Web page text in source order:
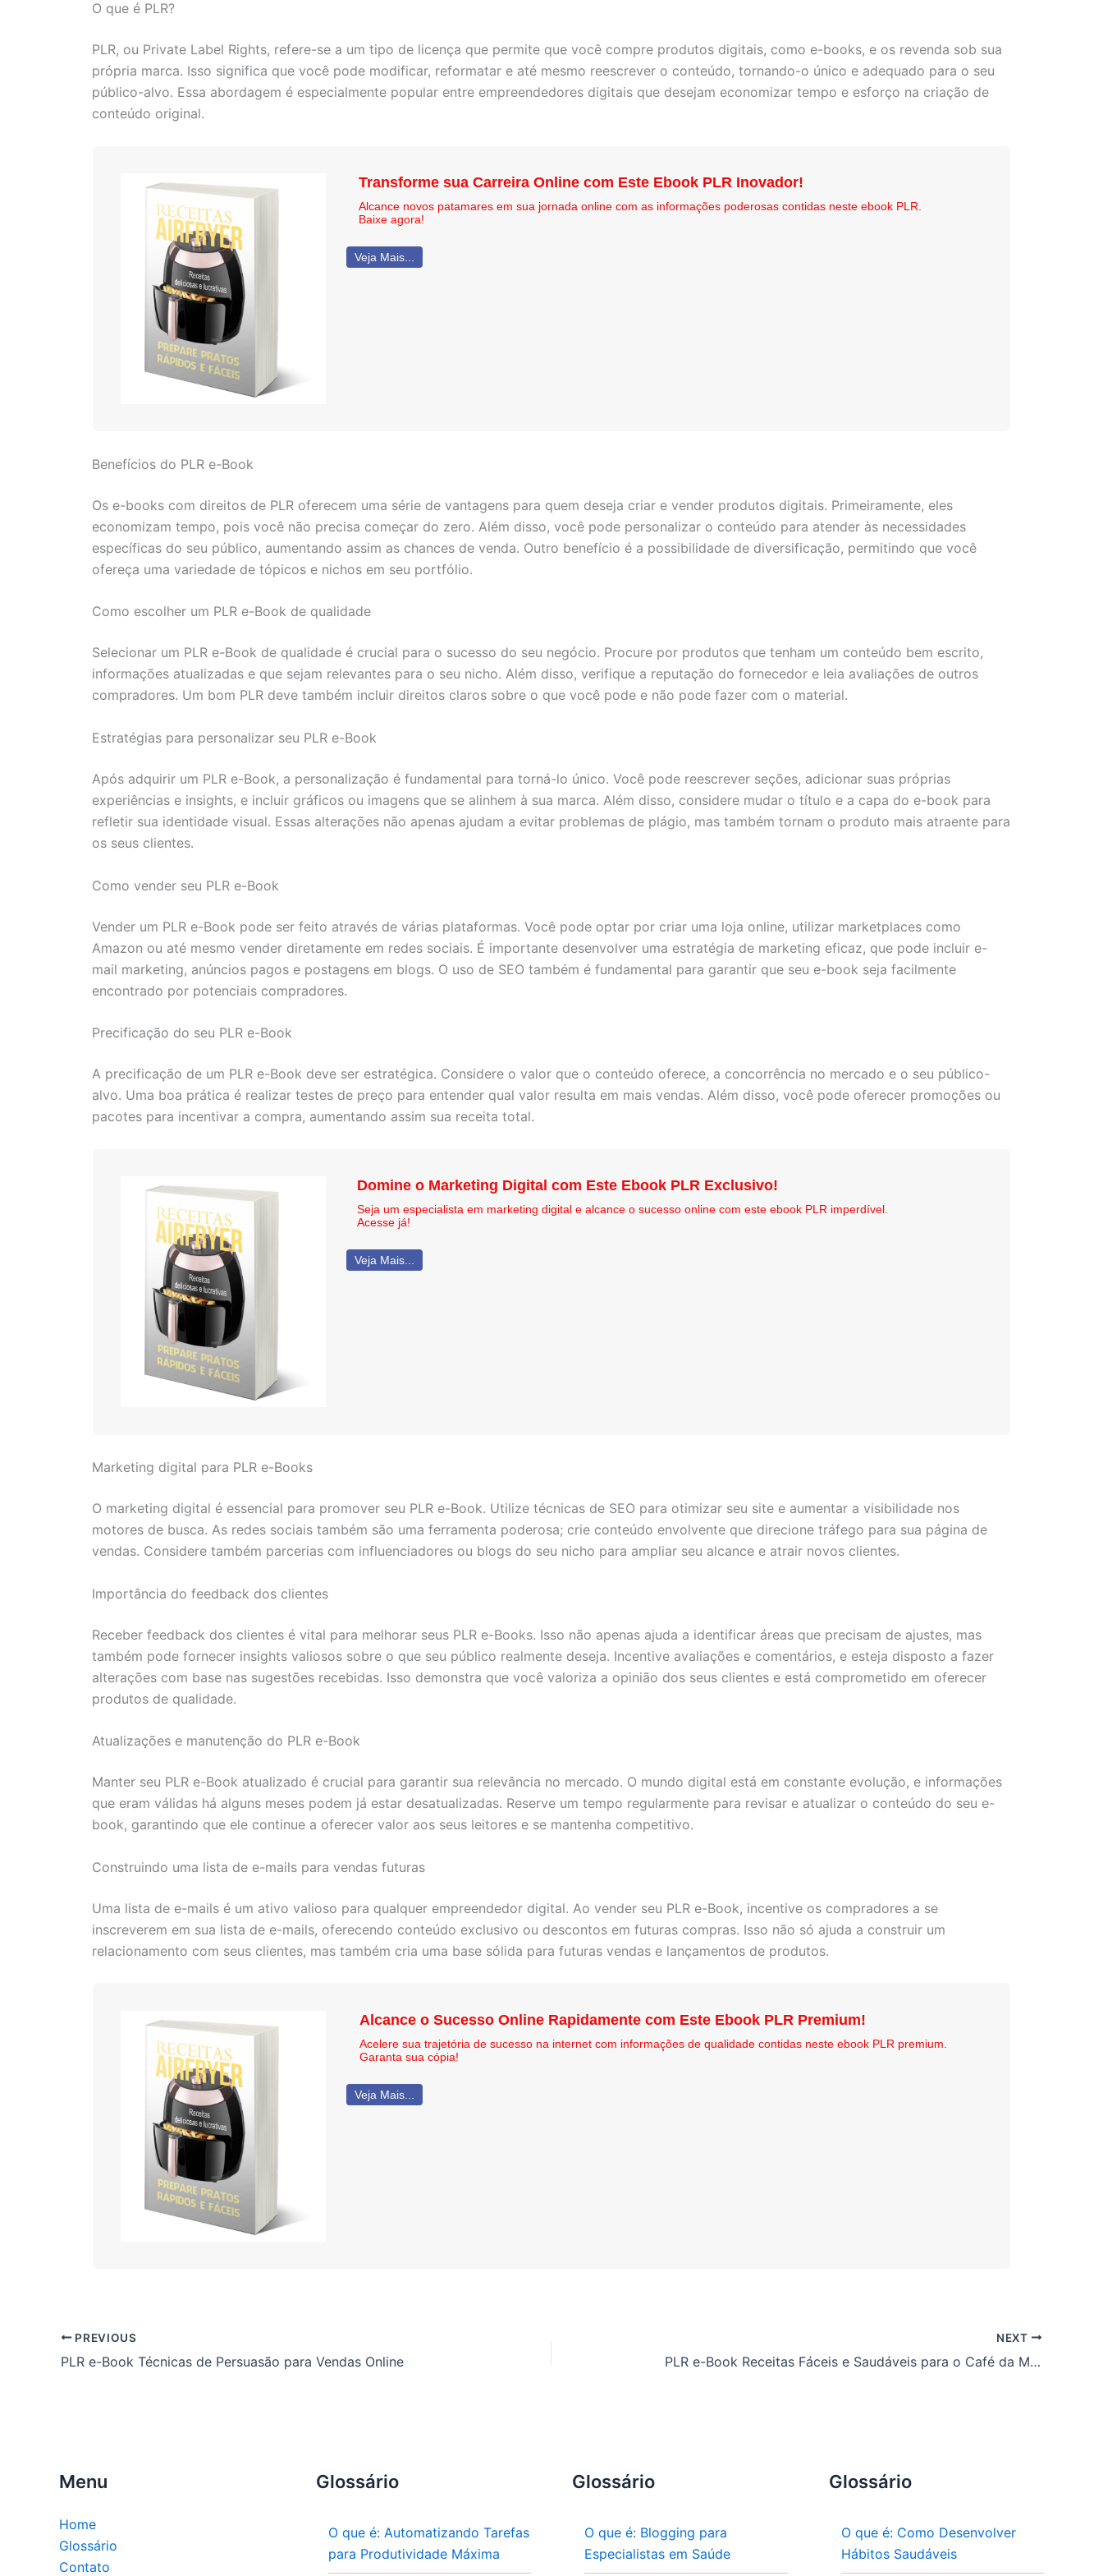
O que é PLR?
PLR, ou Private Label Rights, refere-se a um tipo de licença que permite que você compre produtos digitais, como e-books, e os revenda sob sua
própria marca. Isso significa que você pode modificar, reformatar e até mesmo reescrever o conteúdo, tornando-o único e adequado para o seu
público-alvo. Essa abordagem é especialmente popular entre empreendedores digitais que desejam economizar tempo e esforço na criação de
conteúdo original.
Transforme sua Carreira Online com Este Ebook PLR Inovador!
Alcance novos patamares em sua jornada online com as informações poderosas contidas neste ebook PLR.
Baixe agora!
Veja Mais...
Benefícios do PLR e-Book
Os e-books com direitos de PLR oferecem uma série de vantagens para quem deseja criar e vender produtos digitais. Primeiramente, eles
economizam tempo, pois você não precisa começar do zero. Além disso, você pode personalizar o conteúdo para atender às necessidades
específicas do seu público, aumentando assim as chances de venda. Outro benefício é a possibilidade de diversificação, permitindo que você
ofereça uma variedade de tópicos e nichos em seu portfólio.
Como escolher um PLR e-Book de qualidade
Selecionar um PLR e-Book de qualidade é crucial para o sucesso do seu negócio. Procure por produtos que tenham um conteúdo bem escrito,
informações atualizadas e que sejam relevantes para o seu nicho. Além disso, verifique a reputação do fornecedor e leia avaliações de outros
compradores. Um bom PLR deve também incluir direitos claros sobre o que você pode e não pode fazer com o material.
Estratégias para personalizar seu PLR e-Book
Após adquirir um PLR e-Book, a personalização é fundamental para torná-lo único. Você pode reescrever seções, adicionar suas próprias
experiências e insights, e incluir gráficos ou imagens que se alinhem à sua marca. Além disso, considere mudar o título e a capa do e-book para
refletir sua identidade visual. Essas alterações não apenas ajudam a evitar problemas de plágio, mas também tornam o produto mais atraente para
os seus clientes.
Como vender seu PLR e-Book
Vender um PLR e-Book pode ser feito através de várias plataformas. Você pode optar por criar uma loja online, utilizar marketplaces como
Amazon ou até mesmo vender diretamente em redes sociais. É importante desenvolver uma estratégia de marketing eficaz, que pode incluir e-
mail marketing, anúncios pagos e postagens em blogs. O uso de SEO também é fundamental para garantir que seu e-book seja facilmente
encontrado por potenciais compradores.
Precificação do seu PLR e-Book
A precificação de um PLR e-Book deve ser estratégica. Considere o valor que o conteúdo oferece, a concorrência no mercado e o seu público-
alvo. Uma boa prática é realizar testes de preço para entender qual valor resulta em mais vendas. Além disso, você pode oferecer promoções ou
pacotes para incentivar a compra, aumentando assim sua receita total.
Domine o Marketing Digital com Este Ebook PLR Exclusivo!
Seja um especialista em marketing digital e alcance o sucesso online com este ebook PLR imperdível.
Acesse já!
Veja Mais...
Marketing digital para PLR e-Books
O marketing digital é essencial para promover seu PLR e-Book. Utilize técnicas de SEO para otimizar seu site e aumentar a visibilidade nos
motores de busca. As redes sociais também são uma ferramenta poderosa; crie conteúdo envolvente que direcione tráfego para sua página de
vendas. Considere também parcerias com influenciadores ou blogs do seu nicho para ampliar seu alcance e atrair novos clientes.
Importância do feedback dos clientes
Receber feedback dos clientes é vital para melhorar seus PLR e-Books. Isso não apenas ajuda a identificar áreas que precisam de ajustes, mas
também pode fornecer insights valiosos sobre o que seu público realmente deseja. Incentive avaliações e comentários, e esteja disposto a fazer
alterações com base nas sugestões recebidas. Isso demonstra que você valoriza a opinião dos seus clientes e está comprometido em oferecer
produtos de qualidade.
Atualizações e manutenção do PLR e-Book
Manter seu PLR e-Book atualizado é crucial para garantir sua relevância no mercado. O mundo digital está em constante evolução, e informações
que eram válidas há alguns meses podem já estar desatualizadas. Reserve um tempo regularmente para revisar e atualizar o conteúdo do seu e-
book, garantindo que ele continue a oferecer valor aos seus leitores e se mantenha competitivo.
Construindo uma lista de e-mails para vendas futuras
Uma lista de e-mails é um ativo valioso para qualquer empreendedor digital. Ao vender seu PLR e-Book, incentive os compradores a se
inscreverem em sua lista de e-mails, oferecendo conteúdo exclusivo ou descontos em futuras compras. Isso não só ajuda a construir um
relacionamento com seus clientes, mas também cria uma base sólida para futuras vendas e lançamentos de produtos.
Alcance o Sucesso Online Rapidamente com Este Ebook PLR Premium!
Acelere sua trajetória de sucesso na internet com informações de qualidade contidas neste ebook PLR premium.
Garanta sua cópia!
Veja Mais...
PREVIOUS
PLR e-Book Técnicas de Persuasão para Vendas Online
NEXT
PLR e-Book Receitas Fáceis e Saudáveis para o Café da Manhã
Menu
Home
Glossário
Contato
Glossário
O que é: Automatizando Tarefas
para Produtividade Máxima
Glossário
O que é: Blogging para
Especialistas em Saúde
Glossário
O que é: Como Desenvolver
Hábitos Saudáveis